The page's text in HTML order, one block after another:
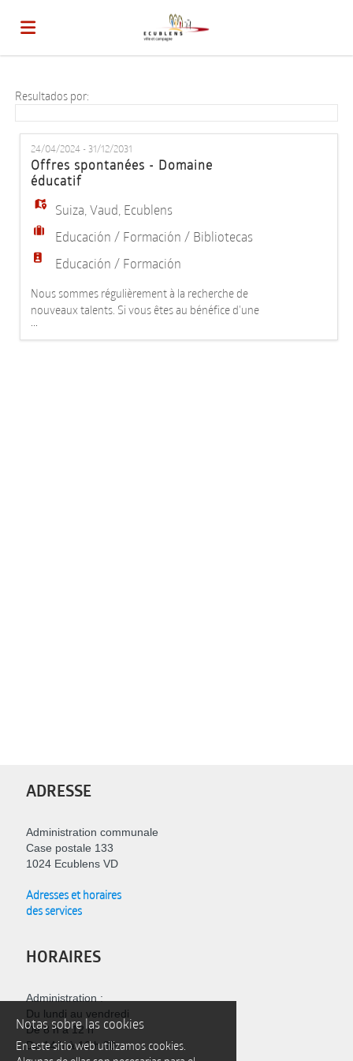
Lista
ofertas
de
trabajo
Subir
CV
Acceso
Idioma
Resultados por:
24/04/2024 - 31/12/2031
Offres spontanées - Domaine
éducatif
Suiza ,Vaud Ecublens
Educación / Formación / Bibliotecas
Educación / Formación
Nous sommes régulièrement à la recherche de
nouveaux talents. Si vous êtes au bénéfice d'une
des formations suivantes : - Educateur social (ES,
HES) - Animateur socioculturel (HES) - Educateur de
...
ADRESSE
Administration communale
Case postale 133
1024 Ecublens VD
Adresses et horaires
des services
HORAIRES
Administration :
Du lundi au vendredi
De 8 h à 12 h
De 14 h à 16 h 30
Notas sobre las cookies
En este sitio web utilizamos cookies.